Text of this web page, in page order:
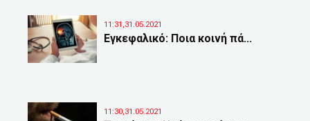
11:31,31.05.2021
Εγκεφαλικό: Ποια κοινή πά...
11:30,31.05.2021